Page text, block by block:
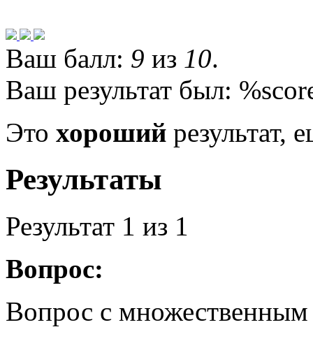
Ваш балл: 9 из 10.
Ваш результат был:
Это хороший результат,
Результаты
Результат 1 из 1
Вопрос:
Вопрос с